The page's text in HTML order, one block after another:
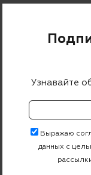
Страна производства
Примерка при
Узнавайте
Выражаю
данных с